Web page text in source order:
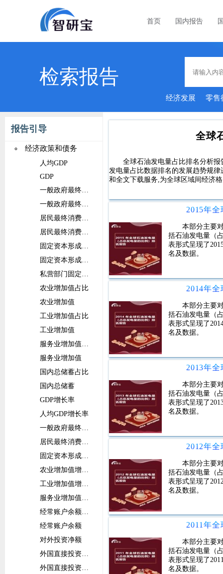
首页 国内报告
检索报告
经济发展 零售
市场
报告引导
经济政策和债务
人均GDP
GDP
一般政府最终消费支出占比
一般政府最终消费支出
居民最终消费支出占比
居民最终消费支出
固定资本形成总额占比
固定资本形成总额
私营部门固定资本形成总额
农业增加值占比
农业增加值
工业增加值占比
工业增加值
服务业增加值占比
服务业增加值
国内总储蓄占比
国内总储蓄
GDP增长率
人均GDP增长率
一般政府最终消费支出增长率
居民最终消费支出增长率
固定资本形成总额增长率
农业增加值增长率
工业增加值增长率
服务业增加值增长率
经常账户余额占比
经常账户余额
对外投资净额
外国直接投资净流入占比
外国直接投资净流入
全球
全球石油发电量占比排名分析
发电量占比数据排名的发展趋势规
和全文下载服务,为全球区域间经济
本部分主要
括石油发电量（
表形式呈现了
名及数据。
本部分主要
括石油发电量（
表形式呈现了
名及数据。
本部分主要
括石油发电量（
表形式呈现了
名及数据。
本部分主要
括石油发电量（
表形式呈现了
名及数据。
本部分主要
括石油发电量（
表形式呈现了
名及数据。